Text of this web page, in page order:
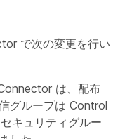
で次の変更を行い
は、配布
グループは Control
キュリティグルー